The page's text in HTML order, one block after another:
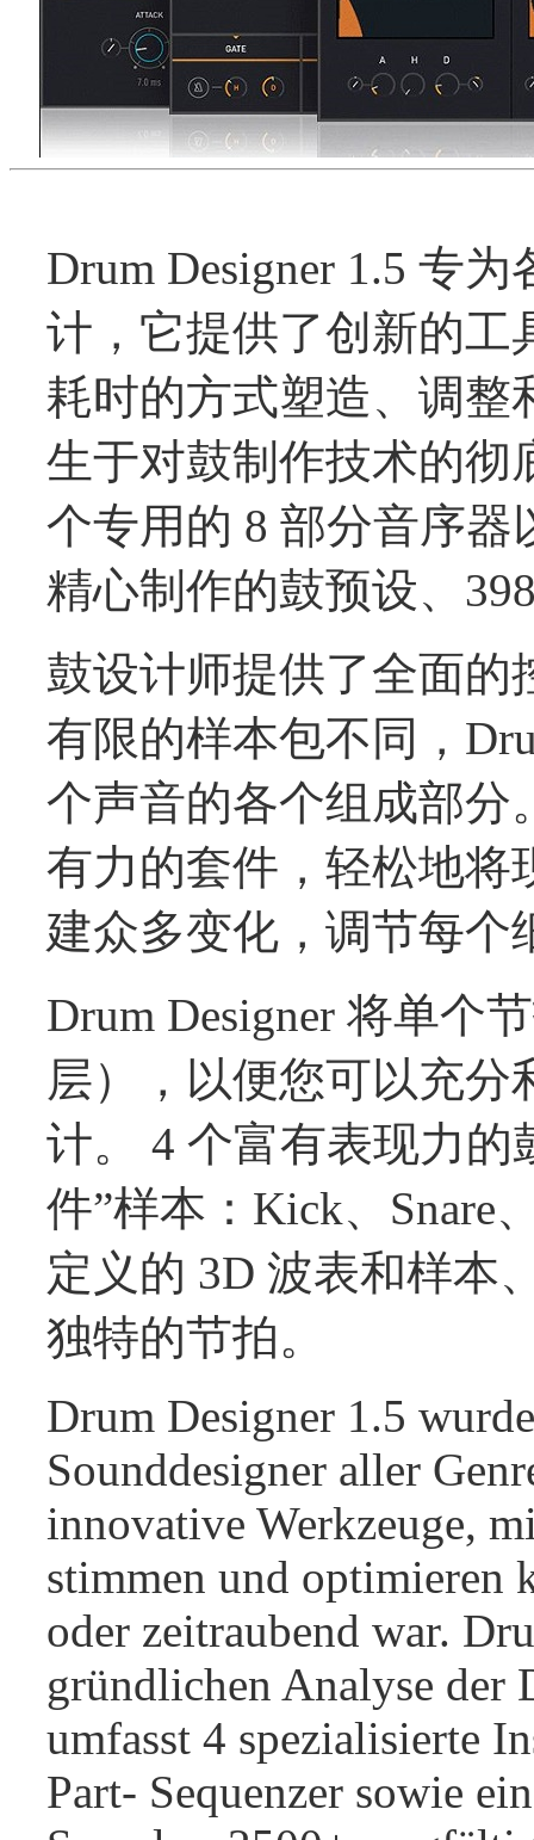
Drum Designer 1.5 专
计，它提供了创新的工
耗时的方式塑造、调整
生于对鼓制作技术的彻
个专用的 8 部分音序器
精心制作的鼓预设、
鼓设计师提供了全面的
有限的样本包不同，
个声音的各个组成部分
有力的套件，轻松地将
建众多变化，调节每个
Drum Designer 将单个
层），以便您可以充
计。 4 个富有表现力的
件”样本：Kick、Snare
定义的 3D 波表和样本
独特的节拍。
Drum Designer 1.5
Sounddesigner aller
innovative Werkzeuge,
stimmen und optimieren
oder zeitraubend war.
gründlichen Analyse der
umfasst 4 spezialisierte
Part- Sequenzer sowie